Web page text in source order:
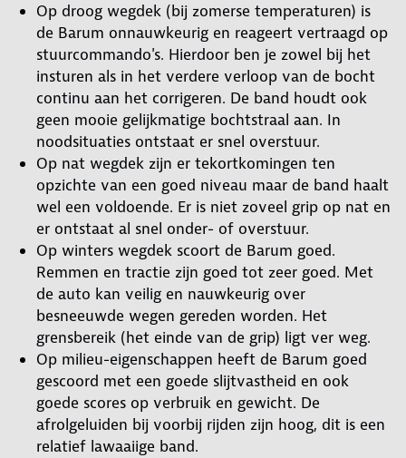
Op droog wegdek (bij zomerse temperaturen) is
de Barum onnauwkeurig en reageert vertraagd op
stuurcommando's. Hierdoor ben je zowel bij het
insturen als in het verdere verloop van de bocht
continu aan het corrigeren. De band houdt ook
geen mooie gelijkmatige bochtstraal aan. In
noodsituaties ontstaat er snel overstuur.
Op nat wegdek zijn er tekortkomingen ten
opzichte van een goed niveau maar de band haalt
wel een voldoende. Er is niet zoveel grip op nat en
er ontstaat al snel onder- of overstuur.
Op winters wegdek scoort de Barum goed.
Remmen en tractie zijn goed tot zeer goed. Met
de auto kan veilig en nauwkeurig over
besneeuwde wegen gereden worden. Het
grensbereik (het einde van de grip) ligt ver weg.
Op milieu-eigenschappen heeft de Barum goed
gescoord met een goede slijtvastheid en ook
goede scores op verbruik en gewicht. De
afrolgeluiden bij voorbij rijden zijn hoog, dit is een
relatief lawaaiige band.